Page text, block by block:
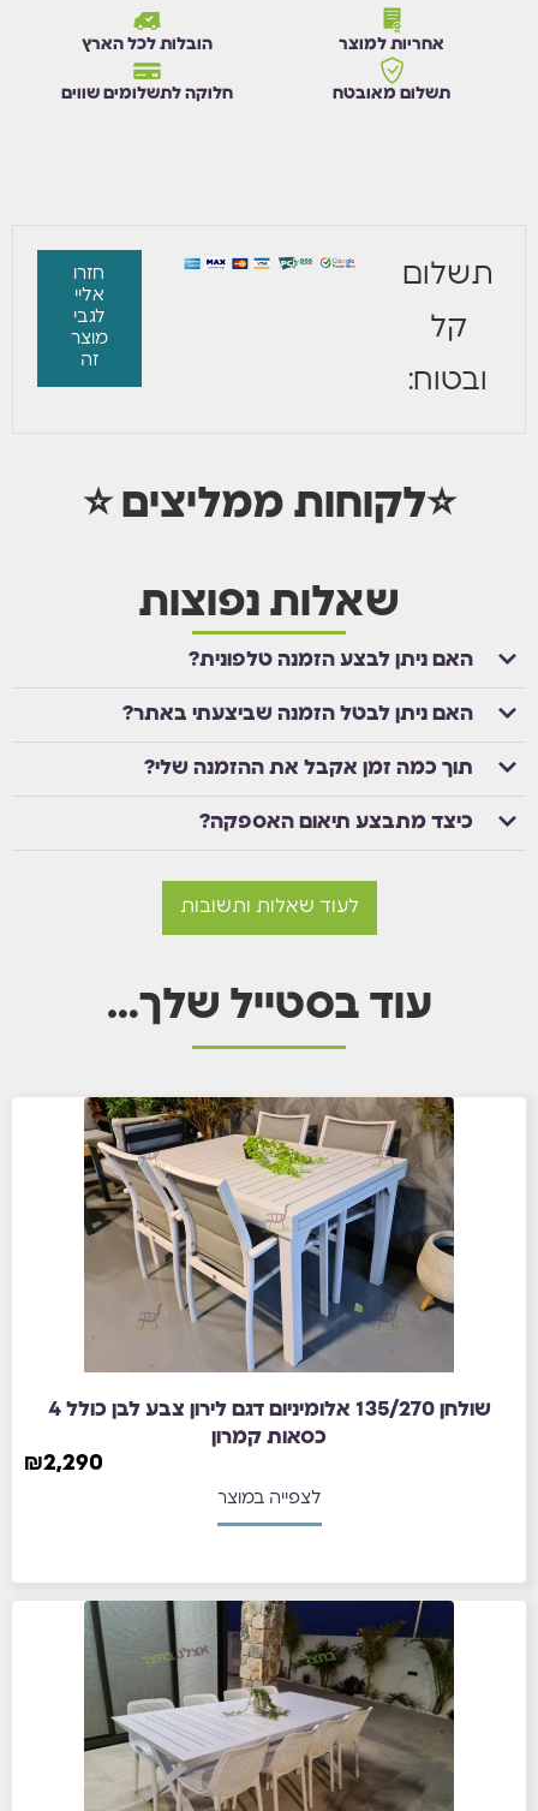
אחריות למוצר הובלות לכל הארץ
תשלום מאובטח חלוקה לתשלומים שווים
תשלום
קל
ובטוח:
חזרו
אליי
לגבי
מוצר
זה
⭐לקוחות ממליצים ⭐
שאלות נפוצות
האם ניתן לבצע הזמנה טלפונית?
האם ניתן לבטל הזמנה שביצעתי באתר?
תוך כמה זמן אקבל את ההזמנה שלי?
כיצד מתבצע תיאום האספקה?
לעוד שאלות ותשובות
עוד בסטייל שלך…
שולחן 135/270 אלומיניום דגם לירון צבע לבן כולל 4
כסאות קמרון
₪2,290
לצפייה במוצר